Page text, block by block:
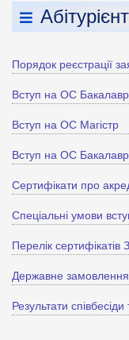
Порядок реєстрації
Вступ на ОС Бакалавр
Вступ на ОС Магістр
Вступ на ОС
Сертифікати про
Спеціальні умови
Перелік сертифікатів
Державне замовлення
Результати